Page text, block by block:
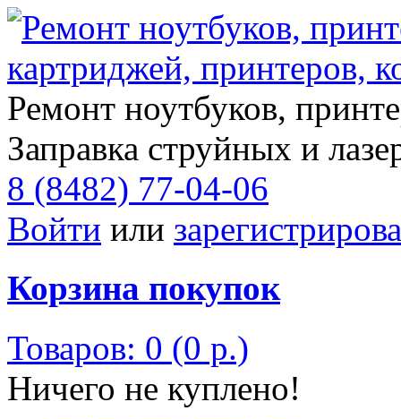
Ремонт ноутбуков,
Заправка струйных и
8 (8482) 77-04-06
Войти или
Корзина покупок
Товаров: 0 (0 р.)
Ничего не куплено!